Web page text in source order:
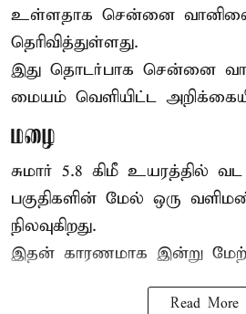
உள்ளதாக சென்னை
தெரிவித்துள்ளது.
இது தொடர்பாக சென்னை
மையம் வெளியிட்ட
மழை
சுமார் 5.8 கிமீ உயரத்தில்
பகுதிகளின் மேல் ஒரு
நிலவுகிறது.
இதன் காரணமாக இன்று
Read More